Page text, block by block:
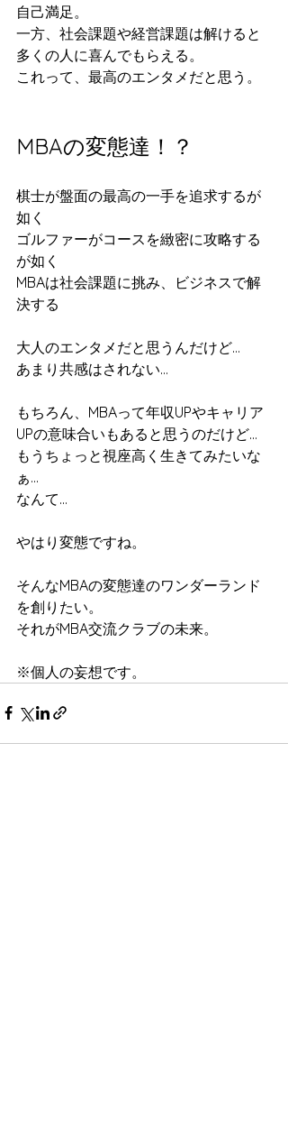
自己満足。
一方、社会課題や経営課題は解けると
多くの人に喜んでもらえる。
これって、最高のエンタメだと思う。
MBAの変態達！？
棋士が盤面の最高の一手を追求するが
如く
ゴルファーがコースを緻密に攻略する
が如く
MBAは社会課題に挑み、ビジネスで解
決する
大人のエンタメだと思うんだけど…
あまり共感はされない…
もちろん、MBAって年収UPやキャリア
UPの意味合いもあると思うのだけど…
もうちょっと視座高く生きてみたいな
ぁ…
なんて…
やはり変態ですね。
そんなMBAの変態達のワンダーランド
を創りたい。
それがMBA交流クラブの未来。
※個人の妄想です。